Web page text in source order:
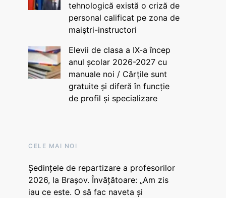
tehnologică există o criză de
personal calificat pe zona de
maiștri-instructori
Elevii de clasa a IX-a încep
anul școlar 2026-2027 cu
manuale noi / Cărțile sunt
gratuite și diferă în funcție
de profil și specializare
CELE MAI NOI
Ședințele de repartizare a profesorilor
2026, la Brașov. Învățătoare: „Am zis
iau ce este. O să fac naveta și